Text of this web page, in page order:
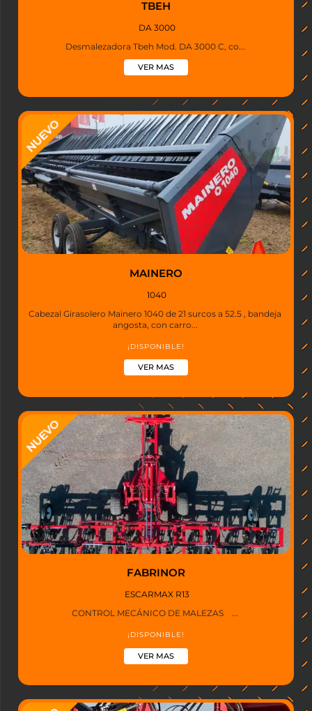
TBEH
DA 3000
Desmalezadora Tbeh Mod. DA 3000 C, co...
VER MAS
MAINERO
1040
Cabezal Girasolero Mainero 1040 de 21 surcos a 52.5 , bandeja
angosta, con carro...
¡DISPONIBLE!
VER MAS
FABRINOR
ESCARMAX R13
CONTROL MECÁNICO DE MALEZAS ...
¡DISPONIBLE!
VER MAS